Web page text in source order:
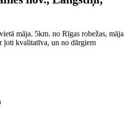
māja. 5km. no Rīgas robežas, māja
ļoti kvalitatīva, un no dārgiem